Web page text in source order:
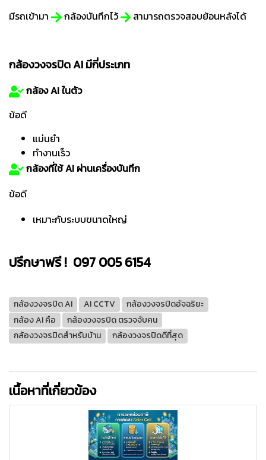
มีรถเข้ามา
กล้องบันทึกไว้ สามารถตรวจสอบย้อนหลังได้
กล้องวงจรปิด AI มีกี่ประเภท
กล้อง AI ในตัว
ข้อดี
แม่นยำ
ทำงานเร็ว
กล้องที่ใช้ AI ผ่านเครื่องบันทึก
ข้อดี
เหมาะกับระบบขนาดใหญ่
ปรึกษาฟรี ! 097 005 6154
กล้องวงจรปิด AI AI CCTV
กล้องวงจรปิดอัจฉริยะ
กล้อง AI คือ
กล้องวงจรปิด ตรวจจับคน
กล้องวงจรปิดสำหรับบ้าน
กล้องวงจรปิดดีที่สุด
เนื้อหาที่เกี่ยวข้อง